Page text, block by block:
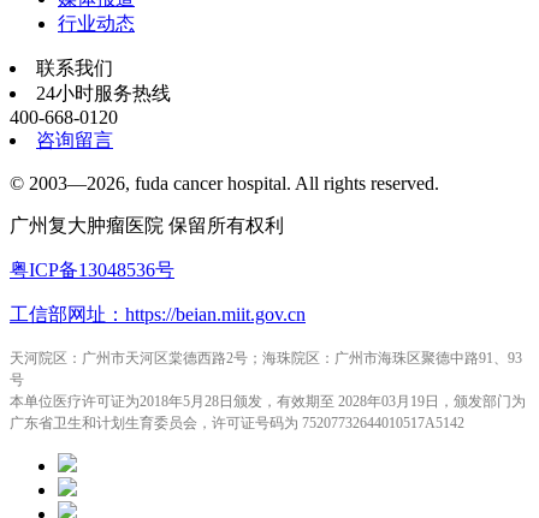
行业动态
联系我们
24小时服务热线
400-668-0120
咨询留言
© 2003—2026, fuda cancer hospital. All rights reserved.
广州复大肿瘤医院 保留所有权利
粤ICP备13048536号
工信部网址：https://beian.miit.gov.cn
天河院区：广州市天河区棠德西路2号；海珠院区：广州市海珠区聚德中路91、93
号
本单位医疗许可证为2018年5月28日颁发，有效期至 2028年03月19日，颁发部门为
广东省卫生和计划生育委员会，许可证号码为 75207732644010517A5142